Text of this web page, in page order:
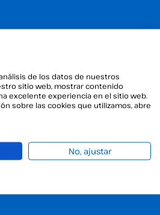
del Kit Digital
(España y LATAM)
de firma electrónica
de los datos de nuestros
sitio web, mostrar contenido
excelente experiencia en el sitio web.
sobre las cookies que utilizamos, abre
No, ajustar